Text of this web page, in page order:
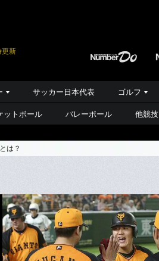
更新
サッカー日本代表 ゴルフ
ットボール バレーボール 他競技
は？